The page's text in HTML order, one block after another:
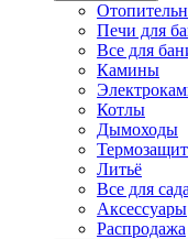
Печи для
Все для
Камины
Котлы
Дымоходы
Литьё
Все для сада
Аксессуары
Распродажа